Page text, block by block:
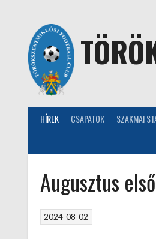
HÍREK CSAPATOK SZAKMAI
Augusztus
2024-08-02